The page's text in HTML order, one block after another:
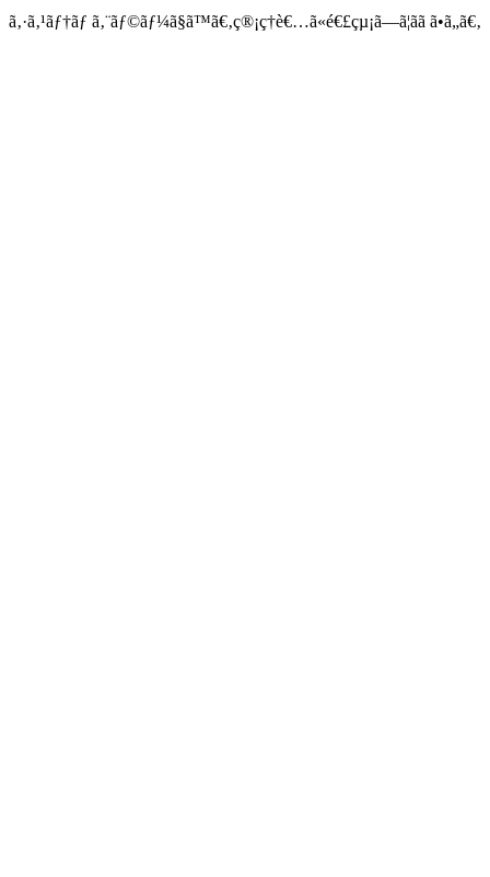
ã‚·ã‚¹ãƒ†ãƒ ã‚¨ãƒ©ãƒ¼ã§ã™ã€‚ç®¡ç†è€…ã«é€£çµ¡ã—ã¦ãã ã•ã„ã€‚